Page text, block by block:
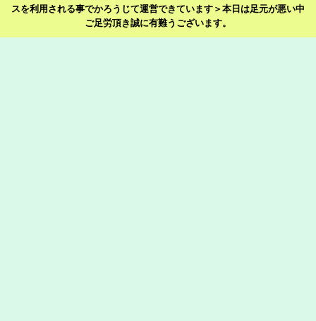
スを利用される事でかろうじて運営できています＞本日は足元が悪い中
ご足労頂き誠に有難うございます。